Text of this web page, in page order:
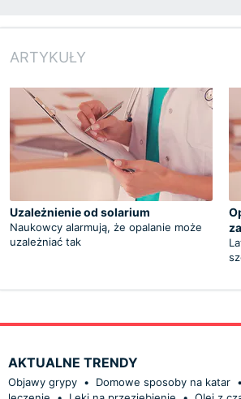
ARTYKUŁY
Uzależnienie od solarium
Naukowcy alarmują, że opalanie może
uzależniać tak
AKTUALNE TRENDY
Objawy grypy • Domowe sposoby na katar •